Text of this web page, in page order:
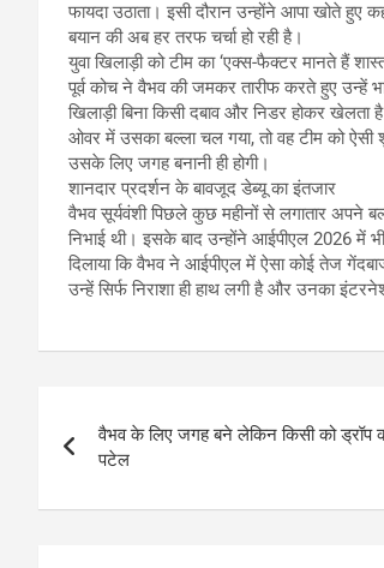
फायदा उठाता। इसी दौरान उन्होंने आपा खोते हुए
बयान की अब हर तरफ चर्चा हो रही है।
युवा खिलाड़ी को टीम का ‘एक्स-फैक्टर मानते हैं
पूर्व कोच ने वैभव की जमकर तारीफ करते हुए उन्हें
खिलाड़ी बिना किसी दबाव और निडर होकर
ओवर में उसका बल्ला चल गया, तो वह टीम को
उसके लिए जगह बनानी ही होगी।
शानदार प्रदर्शन के बावजूद डेब्यू का इंतजार
वैभव सूर्यवंशी पिछले कुछ महीनों से लगातार अपने
निभाई थी। इसके बाद उन्होंने आईपीएल 2026 में
दिलाया कि वैभव ने आईपीएल में ऐसा कोई तेज
उन्हें सिर्फ निराशा ही हाथ लगी है और उनका
navigation
वैभव के लिए जगह बने लेकिन किसी को ड्रॉप
पटेल